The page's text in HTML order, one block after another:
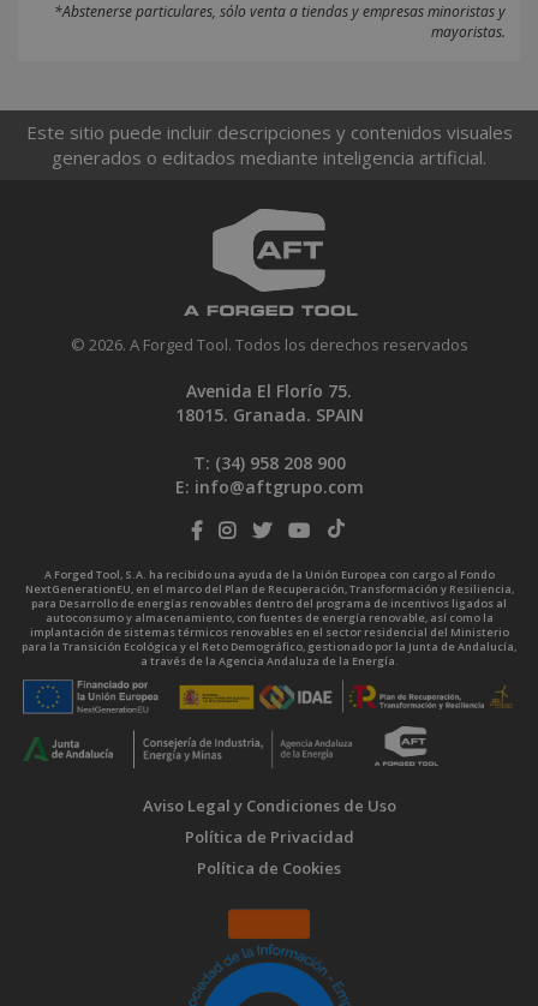
*Abstenerse particulares, sólo venta a tiendas y empresas minoristas y
mayoristas.
Este sitio puede incluir descripciones y contenidos visuales
generados o editados mediante inteligencia artificial.
© 2026. A Forged Tool. Todos los derechos reservados
Avenida El Florío 75.
18015. Granada. SPAIN
T: (34) 958 208 900
E: info@aftgrupo.com
A Forged Tool, S.A. ha recibido una ayuda de la Unión Europea con cargo al Fondo
NextGenerationEU, en el marco del Plan de Recuperación, Transformación y Resiliencia,
para Desarrollo de energías renovables dentro del programa de incentivos ligados al
autoconsumo y almacenamiento, con fuentes de energía renovable, así como la
implantación de sistemas térmicos renovables en el sector residencial del Ministerio
para la Transición Ecológica y el Reto Demográfico, gestionado por la Junta de Andalucía,
a través de la Agencia Andaluza de la Energía.
Aviso Legal y Condiciones de Uso
Política de Privacidad
Política de Cookies